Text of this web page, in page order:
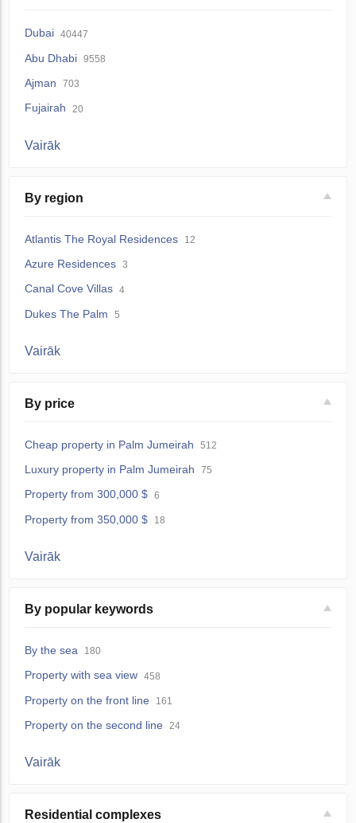
Dubai 40447
Abu Dhabi 9558
Ajman 703
Fujairah 20
Vairāk
By region
Atlantis The Royal Residences 12
Azure Residences 3
Canal Cove Villas 4
Dukes The Palm 5
Vairāk
By price
Cheap property in Palm Jumeirah 512
Luxury property in Palm Jumeirah 75
Property from 300,000 $ 6
Property from 350,000 $ 18
Vairāk
By popular keywords
By the sea 180
Property with sea view 458
Property on the front line 161
Property on the second line 24
Vairāk
Residential complexes